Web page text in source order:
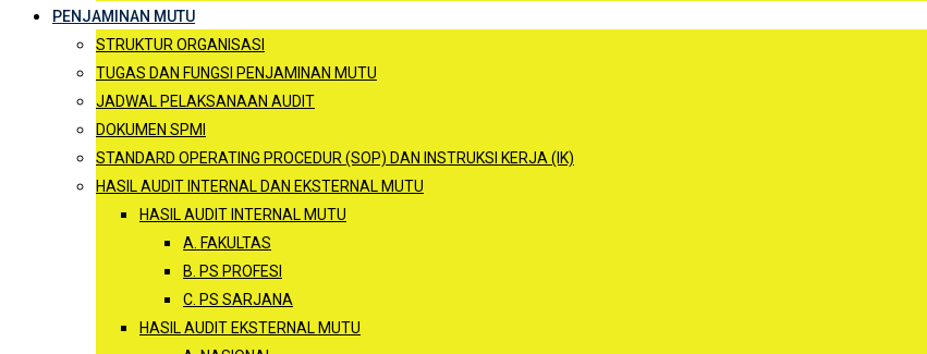
PENJAMINAN MUTU
STRUKTUR ORGANISASI
TUGAS DAN FUNGSI PENJAMINAN MUTU
JADWAL PELAKSANAAN AUDIT
DOKUMEN SPMI
STANDARD OPERATING PROCEDUR (SOP) DAN INSTRUKSI KERJA (IK)
HASIL AUDIT INTERNAL DAN EKSTERNAL MUTU
HASIL AUDIT INTERNAL MUTU
A. FAKULTAS
B. PS PROFESI
C. PS SARJANA
HASIL AUDIT EKSTERNAL MUTU